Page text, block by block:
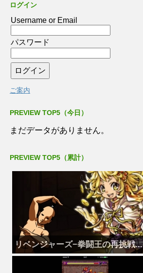
ログイン
Username or Email
パスワード
ご案内
PREVIEW TOP5（今日）
まだデータがありません。
PREVIEW TOP5（累計）
リベンジャーズ−拳闘王の再挑戦...